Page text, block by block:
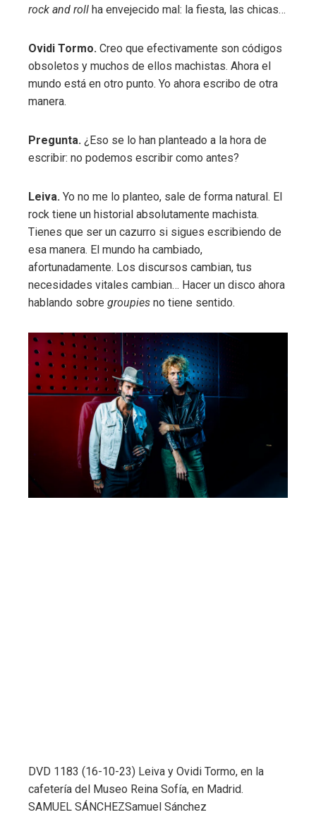
rock and roll ha envejecido mal: la fiesta, las chicas…
Ovidi Tormo. Creo que efectivamente son códigos
obsoletos y muchos de ellos machistas. Ahora el
mundo está en otro punto. Yo ahora escribo de otra
manera.
Pregunta. ¿Eso se lo han planteado a la hora de
escribir: no podemos escribir como antes?
Leiva. Yo no me lo planteo, sale de forma natural. El
rock tiene un historial absolutamente machista.
Tienes que ser un cazurro si sigues escribiendo de
esa manera. El mundo ha cambiado,
afortunadamente. Los discursos cambian, tus
necesidades vitales cambian… Hacer un disco ahora
hablando sobre groupies no tiene sentido.
DVD 1183 (16-10-23) Leiva y Ovidi Tormo, en la
cafetería del Museo Reina Sofía, en Madrid.
SAMUEL SÁNCHEZSamuel Sánchez